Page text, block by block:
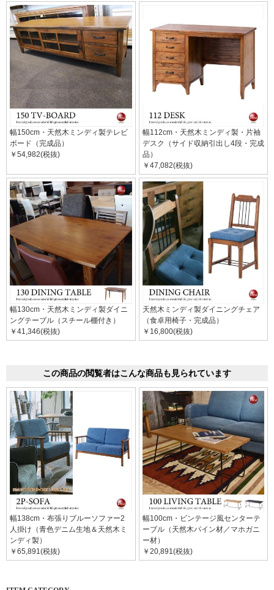
幅150cm・天然木ミンディ製テレビ
ボード（完成品）
￥54,982(税抜)
幅112cm・天然木ミンディ製・片袖
デスク（サイド収納引出し4段・完成
品）
￥47,082(税抜)
幅130cm・天然木ミンディ製ダイニ
ングテーブル（スチール棚付き）
￥41,346(税抜)
天然木ミンディ製ダイニングチェア
（食卓用椅子・完成品）
￥16,800(税抜)
この商品の閲覧者はこんな商品も見られています
幅138cm・布張りブルーソファー2
人掛け（青色デニム生地＆天然木ミ
ンディ製）
￥65,891(税抜)
幅100cm・ビンテージ風センターテ
ーブル（天然木パイン材／マホガニ
ー材）
￥20,891(税抜)